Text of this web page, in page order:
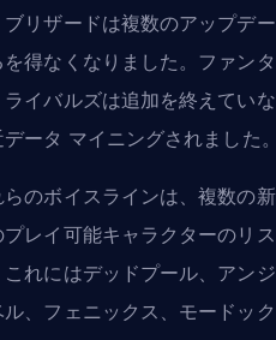
リザードは複数のアップデ
得なくなりました。ファン
イバルズは追加を終えてい
ータ マイニングされました。
のボイスラインは、複数の
レイ可能キャラクターのリ
れにはデッドプール、アン
、フェニックス、モードッ